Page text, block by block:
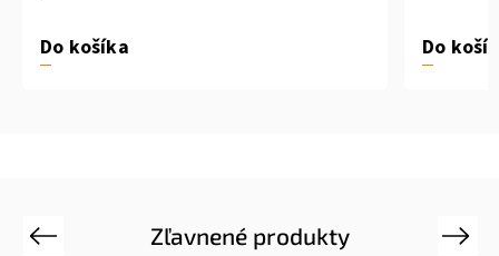
Do košíka Do
Zľavnené produkty
Previous Next